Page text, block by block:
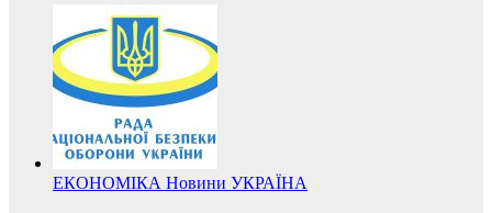
ЕКОНОМІКА Новини УКРАЇНА